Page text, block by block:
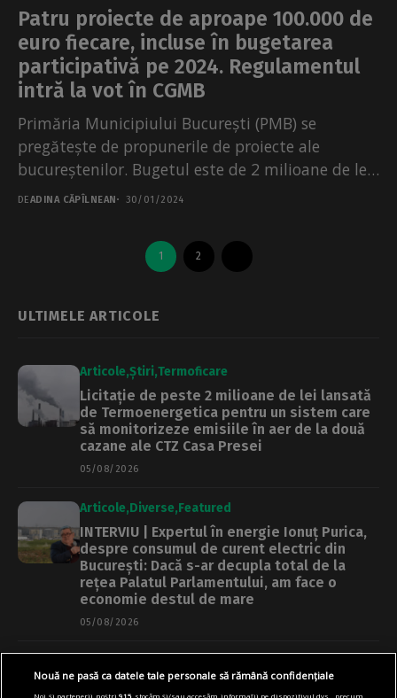
Patru proiecte de aproape 100.000 de
euro fiecare, incluse în bugetarea
participativă pe 2024. Regulamentul
intră la vot în CGMB
Primăria Municipiului București (PMB) se
pregătește de propunerile de proiecte ale
bucureștenilor. Bugetul este de 2 milioane de lei,
pentru patru proiecte. În...
DEADINA CĂPÎLNEAN 30/01/2024
1 2
ULTIMELE ARTICOLE
Articole Știri Termoficare
Licitație de peste 2 milioane de lei lansată
de Termoenergetica pentru un sistem care
să monitorizeze emisiile în aer de la două
cazane ale CTZ Casa Presei
05/08/2026
Articole Diverse Featured
INTERVIU | Expertul în energie Ionuț Purica,
despre consumul de curent electric din
București: Dacă s-ar decupla total de la
rețea Palatul Parlamentului, am face o
economie destul de mare
05/08/2026
Regulament nou pentru promenada și Insula
Nouă ne pasă ca datele tale personale să rămână confidențiale
Noi și partenerii noștri915 stocăm și/sau accesăm informații pe dispozitivul dvs., precum